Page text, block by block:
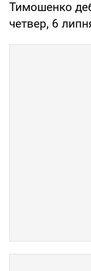
Тимошенко
четвер, 6